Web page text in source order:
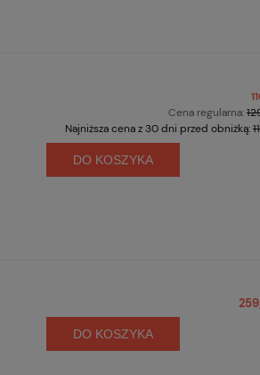
Cena regularna:
Najniższa cena z 30 dni przed obniżką:
DO KOSZYKA
DO KOSZYKA